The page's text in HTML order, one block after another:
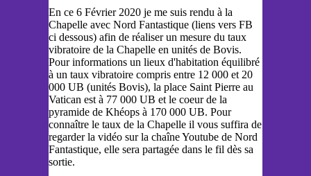
En ce 6 Février 2020 je me suis rendu à la
Chapelle avec Nord Fantastique (liens vers FB
ci dessous) afin de réaliser un mesure du taux
vibratoire de la Chapelle en unités de Bovis.
Pour informations un lieux d'habitation équilibré
à un taux vibratoire compris entre 12 000 et 20
000 UB (unités Bovis), la place Saint Pierre au
Vatican est à 77 000 UB et le coeur de la
pyramide de Khéops à 170 000 UB. Pour
connaître le taux de la Chapelle il vous suffira de
regarder la vidéo sur la chaîne Youtube de Nord
Fantastique, elle sera partagée dans le fil dès sa
sortie.